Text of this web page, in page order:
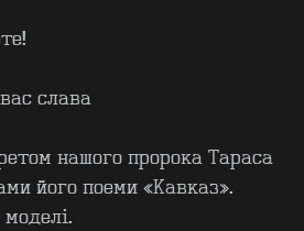
слава
нашого пророка Тараса
його поеми «Кавказ».
моделі.